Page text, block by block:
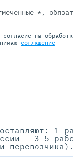
*,
согласие на
соглашение
1
— 3–5
перевозчика).